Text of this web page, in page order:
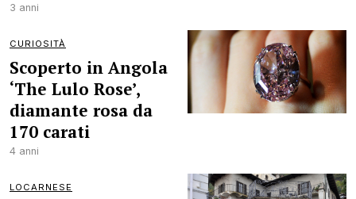
3 anni
CURIOSITÀ
Scoperto in Angola
‘The Lulo Rose’,
diamante rosa da
170 carati
4 anni
LOCARNESE